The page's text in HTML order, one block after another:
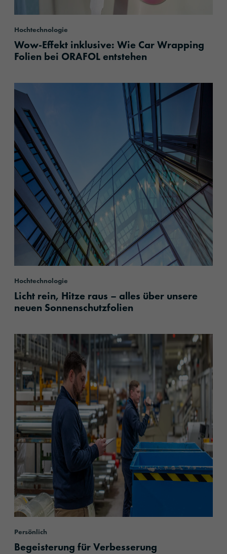
Hochtechnologie
Wow-Effekt inklusive: Wie Car Wrapping
Folien bei ORAFOL entstehen
Hochtechnologie
Licht rein, Hitze raus – alles über unsere
neuen Sonnenschutzfolien
content.read_more
Persönlich
Begeisterung für Verbesserung
content.read_more